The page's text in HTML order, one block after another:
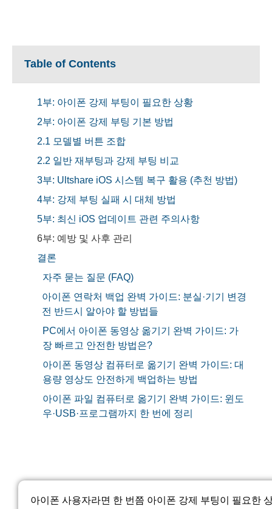
Table of Contents
1부: 아이폰 강제 부팅이 필요한 상황
2부: 아이폰 강제 부팅 기본 방법
2.1 모델별 버튼 조합
2.2 일반 재부팅과 강제 부팅 비교
3부: Ultshare iOS 시스템 복구 활용 (추천 방법)
4부: 강제 부팅 실패 시 대체 방법
5부: 최신 iOS 업데이트 관련 주의사항
6부: 예방 및 사후 관리
결론
자주 묻는 질문 (FAQ)
아이폰 연락처 백업 완벽 가이드: 분실·기기 변경
전 반드시 알아야 할 방법들
PC에서 아이폰 동영상 옮기기 완벽 가이드: 가
장 빠르고 안전한 방법은?
아이폰 동영상 컴퓨터로 옮기기 완벽 가이드: 대
용량 영상도 안전하게 백업하는 방법
아이폰 파일 컴퓨터로 옮기기 완벽 가이드: 윈도
우·USB·프로그램까지 한 번에 정리
아이폰 사용자라면 한 번쯤 아이폰 강제 부팅이 필요한